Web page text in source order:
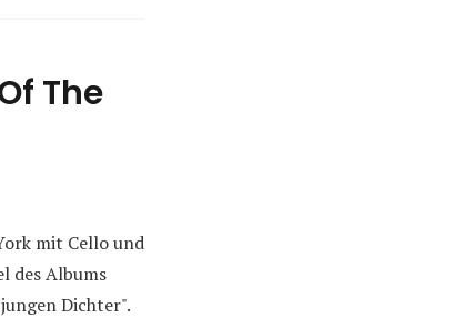
The
mit Cello und
des Albums
Dichter".